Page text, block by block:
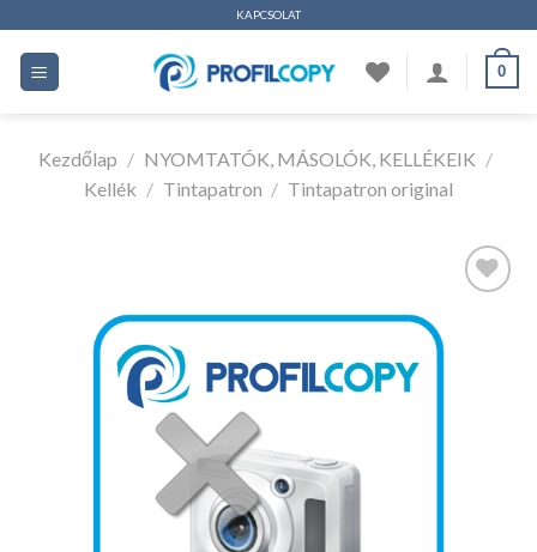
tartalomhoz
KAPCSOLAT
0
Kezdőlap / NYOMTATÓK, MÁSOLÓK, KELLÉKEIK /
Kellék / Tintapatron / Tintapatron original
Kedvencekhez